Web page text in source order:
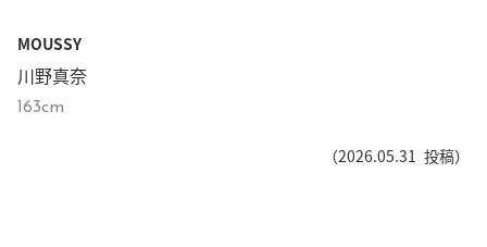
MOUSSY
川野真奈
163cm
（2026.05.31 投稿）